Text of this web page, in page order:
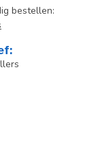
bestellen: